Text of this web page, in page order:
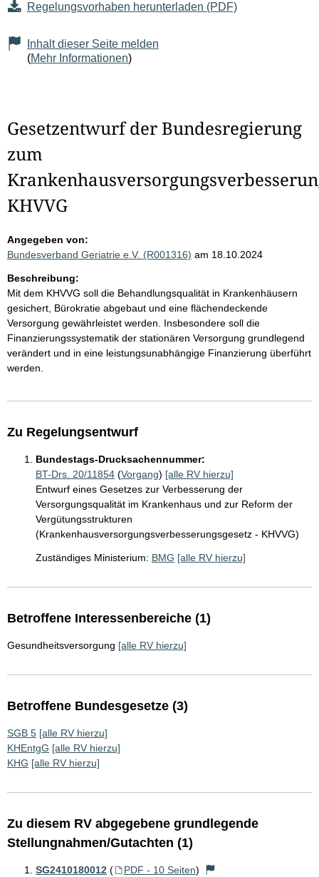
Regelungsvorhaben herunterladen (PDF)
Inhalt dieser Seite melden
(Mehr Informationen)
Gesetzentwurf der Bundesregierung
zum
KHVVG
Angegeben von:
Bundesverband Geriatrie e.V. (R001316) am 18.10.2024
Beschreibung:
Mit dem KHVVG soll die Behandlungsqualität in Krankenhäusern
gesichert, Bürokratie abgebaut und eine flächendeckende
Versorgung gewährleistet werden. Insbesondere soll die
Finanzierungssystematik der stationären Versorgung grundlegend
verändert und in eine leistungsunabhängige Finanzierung überführt
werden.
Zu Regelungsentwurf
Bundestags-Drucksachennummer:
BT-Drs. 20/11854 (Vorgang) [alle RV hierzu]
Entwurf eines Gesetzes zur Verbesserung der
Versorgungsqualität im Krankenhaus und zur Reform der
Vergütungsstrukturen
(Krankenhausversorgungsverbesserungsgesetz - KHVVG)
Zuständiges Ministerium: BMG [alle RV hierzu]
Betroffene Interessenbereiche (1)
Gesundheitsversorgung [alle RV hierzu]
Betroffene Bundesgesetze (3)
SGB 5 [alle RV hierzu]
KHEntgG [alle RV hierzu]
KHG [alle RV hierzu]
Zu diesem RV abgegebene grundlegende
Stellungnahmen/Gutachten (1)
SG2410180012 ( PDF - 10 Seiten)